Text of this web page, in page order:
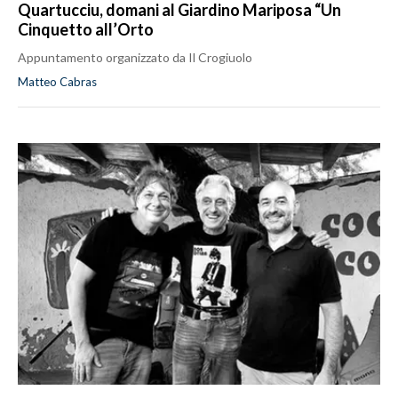
Quartucciu, domani al Giardino Mariposa “Un
Cinquetto all’Orto
Appuntamento organizzato da Il Crogiuolo
Matteo Cabras